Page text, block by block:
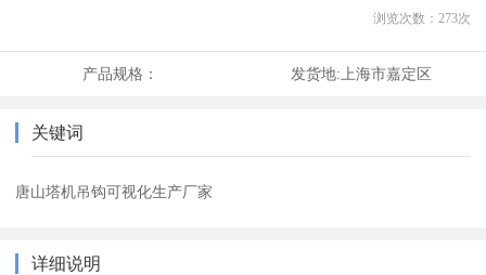
浏览次数： 273次
产品规格： 发货地:上海市嘉定区
关键词
唐山塔机吊钩可视化生产厂家
详细说明